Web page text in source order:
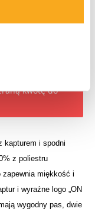
kwotę do
kapturem i spodni
z poliestru
zapewnia miękkość i
i wyraźne logo „ON
wygodny pas, dwie